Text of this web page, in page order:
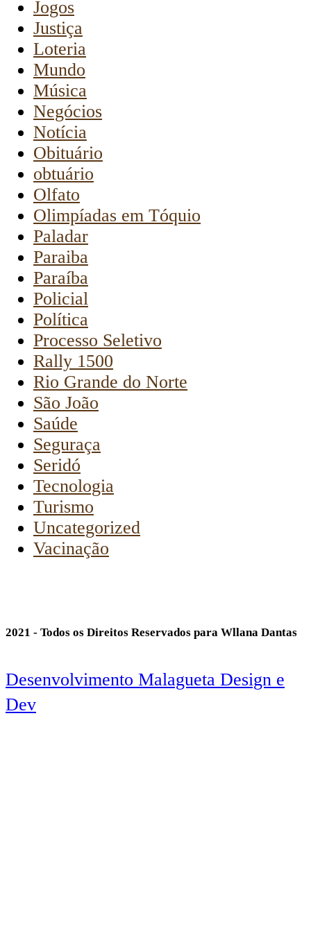
Jogos
Justiça
Loteria
Mundo
Música
Negócios
Notícia
Obituário
obtuário
Olfato
Olimpíadas em Tóquio
Paladar
Paraiba
Paraíba
Policial
Política
Processo Seletivo
Rally 1500
Rio Grande do Norte
São João
Saúde
Seguraça
Seridó
Tecnologia
Turismo
Uncategorized
Vacinação
2021 - Todos os Direitos Reservados para Wllana Dantas
Desenvolvimento Malagueta Design e
Dev